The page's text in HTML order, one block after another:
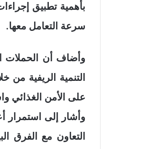
بأهمية تطبيق
سرعة التعامل معها.
وأضاف أن الحملات
التنمية الريفية من
على الأمن الغذائي
وأشار إلى استمرار
التعاون مع الفرق